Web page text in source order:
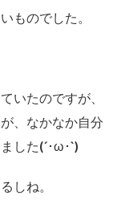
ものでした。
いたのですが、
、なかなか自分
した(´･ω･`)
しね。